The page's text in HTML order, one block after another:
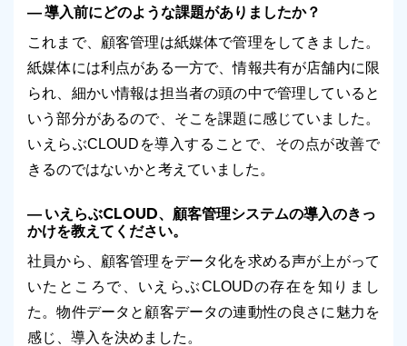
導入前にどのような課題がありましたか？
これまで、顧客管理は紙媒体で管理をしてきました。
紙媒体には利点がある一方で、情報共有が店舗内に限
られ、細かい情報は担当者の頭の中で管理していると
いう部分があるので、そこを課題に感じていました。
いえらぶCLOUDを導入することで、その点が改善で
きるのではないかと考えていました。
いえらぶCLOUD、顧客管理システムの導入のきっ
かけを教えてください。
社員から、顧客管理をデータ化を求める声が上がって
いたところで、いえらぶCLOUDの存在を知りまし
た。物件データと顧客データの連動性の良さに魅力を
感じ、導入を決めました。